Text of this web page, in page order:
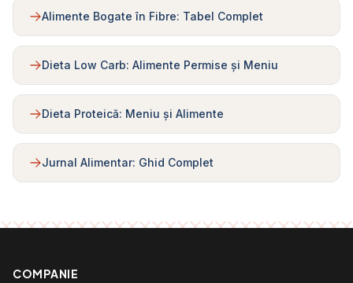
Alimente Bogate în Fibre: Tabel Complet
Dieta Low Carb: Alimente Permise și Meniu
Dieta Proteică: Meniu și Alimente
Jurnal Alimentar: Ghid Complet
COMPANIE